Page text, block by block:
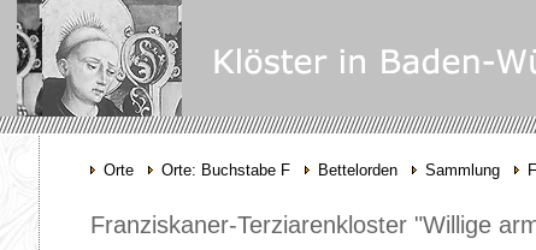
Orte Orte: Buchstabe F Bettelorden Sammlung
Franziskaner-Terziarenkloster "Willige